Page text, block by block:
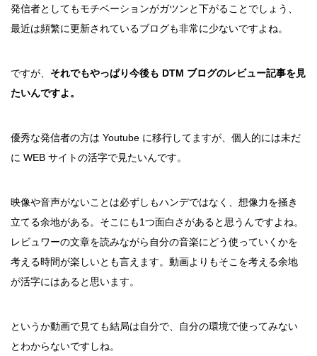
発信者としてもモチベーションがガツンと下がることでしょう、
最近は頻繁に更新されているブログも非常に少ないですよね。
ですが、 それでもやっぱり今後も DTM ブログのレビュー記事を見
たいんですよ。
優秀な発信者の方は Youtube に移行してますが、個人的には未だ
に WEB サイトの活字で見たいんです。
映像や音声がないことは必ずしもハンデではなく、想像力を掻き
立てる余地がある。そこにも1つ面白さがあると思うんですよね。
レビュワーの文章を読みながら自分の音楽にどう使っていくかを
考える時間が楽しいとも言えます。動画よりもそこを考える余地
が活字にはあると思います。
というか動画で見ても結局は自分で、自分の環境で使ってみない
とわからないですしね。